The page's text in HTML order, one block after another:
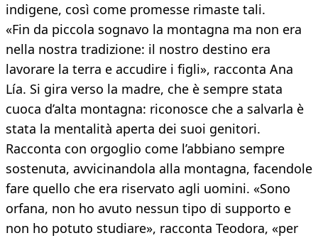
indigene, così come promesse rimaste tali.
«Fin da piccola sognavo la montagna ma non era
nella nostra tradizione: il nostro destino era
lavorare la terra e accudire i figli», racconta Ana
Lía. Si gira verso la madre, che è sempre stata
cuoca d’alta montagna: riconosce che a salvarla è
stata la mentalità aperta dei suoi genitori.
Racconta con orgoglio come l’abbiano sempre
sostenuta, avvicinandola alla montagna, facendole
fare quello che era riservato agli uomini. «Sono
orfana, non ho avuto nessun tipo di supporto e
non ho potuto studiare», racconta Teodora, «per